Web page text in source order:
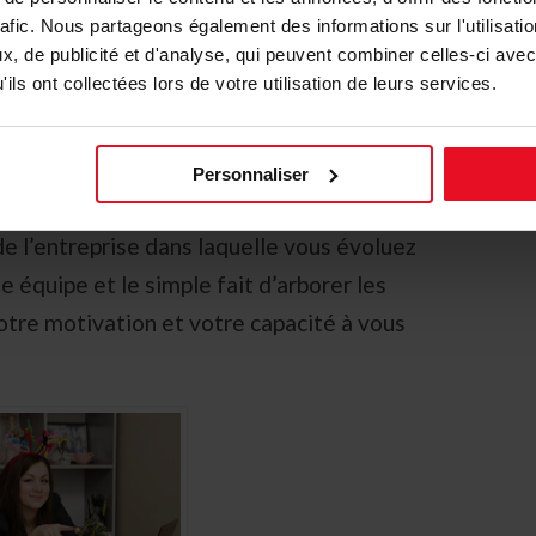
Nous partageons également des informations sur
de publicité et d'analyse, qui peuvent combiner celles-ci
ont collectées lors de votre utilisation de leurs services.
Personnaliser
l’effort que vous avez fait… Bien sûr, si
il est de votre devoir de montrer
dans la participation de ce pot de fin
important, cependant, nous vous rappelons
l’entreprise dans laquelle vous évoluez
équipe et le simple fait d’arborer les
motivation et votre capacité à vous